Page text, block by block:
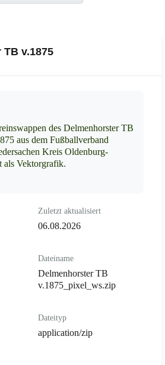
v.1875
des Delmenhorster TB
aus dem Fußballverband
Kreis Oldenburg-
als Vektorgrafik.
Zuletzt aktualisiert
06.08.2026
Dateiname
Delmenhorster TB
v.1875_pixel_ws.zip
Dateityp
application/zip